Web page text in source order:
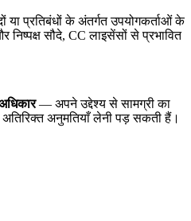
या प्रतिबंधों के अंतर्गत उपयोगकर्ताओं के
सौदे, CC लाइसेंसों से प्रभावित
— अपने उद्देश्य से सामग्री का
अनुमतियाँ लेनी पड़ सकती हैं।